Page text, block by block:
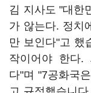
김 지사도 "대한
가 않는다. 정치
만 보인다"고 했
작이어야 한다.
다"며 "7공화국